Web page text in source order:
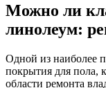
Можно ли
линолеум:
Одной из наиболее
покрытия для пола,
области ремонта